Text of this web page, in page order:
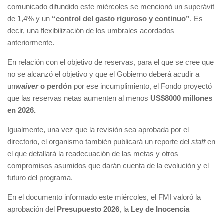
comunicado difundido este miércoles se mencionó un superávit
de 1,4% y un “control del gasto riguroso y continuo”. Es
decir, una flexibilización de los umbrales acordados
anteriormente.
En relación con el objetivo de reservas, para el que se cree que
no se alcanzó el objetivo y que el Gobierno deberá acudir a
unwaivero perdón por ese incumplimiento, el Fondo proyectó
que las reservas netas aumenten al menos US$8000 millones
en 2026.
Igualmente, una vez que la revisión sea aprobada por el
directorio, el organismo también publicará un reporte del staffen
el que detallará la readecuación de las metas y otros
compromisos asumidos que darán cuenta de la evolución y el
futuro del programa.
En el documento informado este miércoles, el FMI valoró la
aprobación del Presupuesto 2026, la Ley de Inocencia